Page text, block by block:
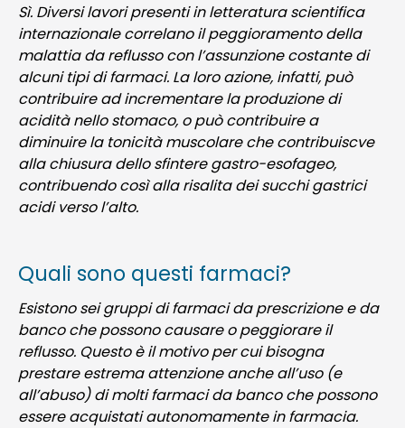
Sì. Diversi lavori presenti in letteratura scientifica
internazionale correlano il peggioramento della
malattia da reflusso con l’assunzione costante di
alcuni tipi di farmaci. La loro azione, infatti, può
contribuire ad incrementare la produzione di
acidità nello stomaco, o può contribuire a
diminuire la tonicità muscolare che contribuiscve
alla chiusura dello sfintere gastro-esofageo,
contribuendo così alla risalita dei succhi gastrici
acidi verso l’alto.
Quali sono questi farmaci?
Esistono sei gruppi di farmaci da prescrizione e da
banco che possono causare o peggiorare il
reflusso. Questo è il motivo per cui bisogna
prestare estrema attenzione anche all’uso (e
all’abuso) di molti farmaci da banco che possono
essere acquistati autonomamente in farmacia.